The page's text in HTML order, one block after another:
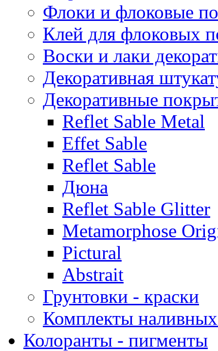
Флоки и флоковые
Клей для флоковых
Воски и лаки
Декоративная
Декоративные
Reflet Sable Metal
Effet Sable
Reflet Sable
Дюна
Reflet Sable Glitter
Metamorphose
Pictural
Abstrait
Грунтовки - краски
Комплекты
Колоранты - пигменты